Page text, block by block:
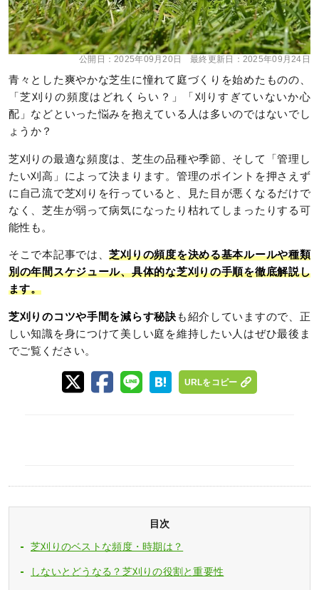
公開日：2025年09月20日 最終更新日： 2025年09月24日
青々とした爽やかな芝生に憧れて庭づくりを始めたものの、
「芝刈りの頻度はどれくらい？」「刈りすぎていないか心
配」などといった悩みを抱えている人は多いのではないでし
ょうか？
芝刈りの最適な頻度は、芝生の品種や季節、そして「管理し
たい刈高」によって決まります。管理のポイントを押さえず
に自己流で芝刈りを行っていると、見た目が悪くなるだけで
なく、芝生が弱って病気になったり枯れてしまったりする可
能性も。
そこで本記事では、芝刈りの頻度を決める基本ルールや種類
別の年間スケジュール、具体的な芝刈りの手順を徹底解説し
ます。
芝刈りのコツや手間を減らす秘訣も紹介していますので、正
しい知識を身につけて美しい庭を維持したい人はぜひ最後ま
でご覧ください。
URLをコピー
目次
芝刈りのベストな頻度・時期は？
しないとどうなる？芝刈りの役割と重要性